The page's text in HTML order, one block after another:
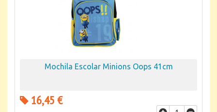
Mochila Escolar Minions Oops 41cm
16,45 €